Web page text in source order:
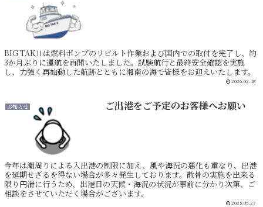
BIG TAKⅡは燃料ポンプのリビルト作業および国内での取付を完了し、約
3か月ぶりに運航を再開いたしました。試験航行と最終安全確認を実施
し、力強く再始動した航跡とともに湘南の海で皆様をお迎えいたします。
2026.02.18
お知らせ ご出港をご予定のお客様へお願い
今年は潮周りによる入出港の制限に加え、風や海況の悪化も重なり、出港
を延期せざるを得ない場合が多々発生しております。散骨の実施を出来る
限り円滑に行うため、出港日の天候・海況の状況が事前に分かり次第、ご
相談をさせていただく場合がございます。
2025.05.27